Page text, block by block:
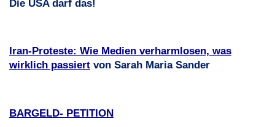
Die USAdarf das!
Iran-Proteste: Wie Medien verharmlosen, was
wirklich passiert von Sarah Maria Sander
BARGELD- PETITION